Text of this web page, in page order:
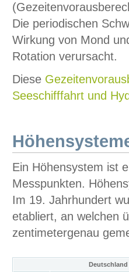
Die periodischen
Wirkung von Mond
Rotation verursacht.
Diese
Seeschifffahrt und
Ein Höhensystem ist
Messpunkten.
Im 19. Jahrhundert
etabliert, an welchen
zentimetergenau